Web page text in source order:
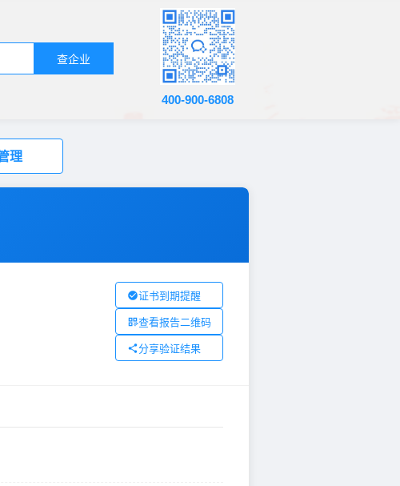
查企业
400-900-6808
理
证书到期提醒
查看报告二维码
分享验证结果